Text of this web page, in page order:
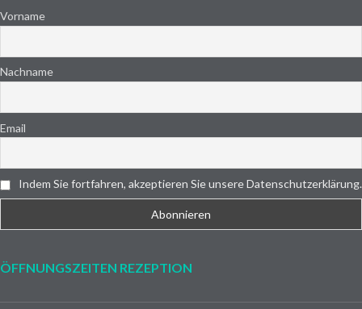
Vorname
Nachname
Email
Indem Sie fortfahren, akzeptieren Sie unsere Datenschutzerklärung.
ÖFFNUNGSZEITEN REZEPTION